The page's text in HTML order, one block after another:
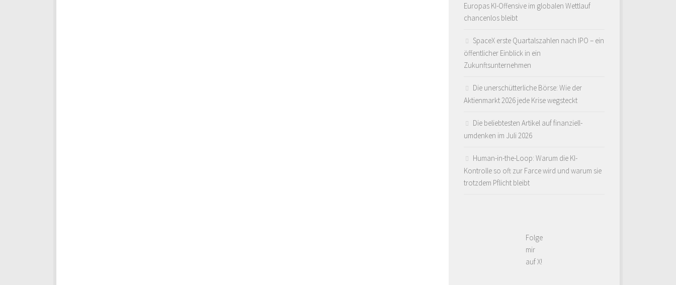
Europas KI-Offensive im globalen Wettlauf
chancenlos bleibt
SpaceX erste Quartalszahlen nach IPO – ein
öffentlicher Einblick in ein
Zukunftsunternehmen
Die unerschütterliche Börse: Wie der
Aktienmarkt 2026 jede Krise wegsteckt
Die beliebtesten Artikel auf finanziell-
umdenken im Juli 2026
Human-in-the-Loop: Warum die KI-
Kontrolle so oft zur Farce wird und warum sie
trotzdem Pflicht bleibt
Folge
mir
auf X!